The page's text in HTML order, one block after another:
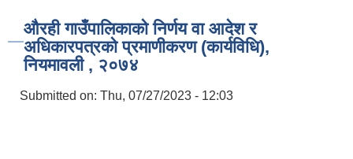
औरही गाउँपालिकाको निर्णय वा आदेश र
अधिकारपत्रको प्रमाणीकरण (कार्यविधि),
नियमावली , २०७४
Submitted on: Thu, 07/27/2023 - 12:03